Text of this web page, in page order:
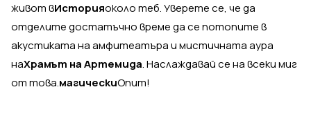
живот вИсторияоколо теб. Уверете се, че да
отделите достатъчно време да се потопите в
акустиката на амфитеатъра и мистичната аура
наХрамът на Артемида. Наслаждавай се на всеки миг
от това.магическиОпит!